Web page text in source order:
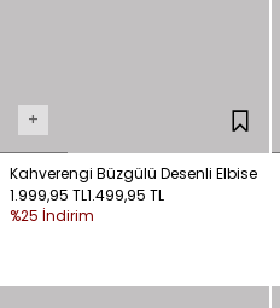
+
Kahverengi Büzgülü Desenli Elbise
1.999,95 TL1.499,95 TL
%25 İndirim